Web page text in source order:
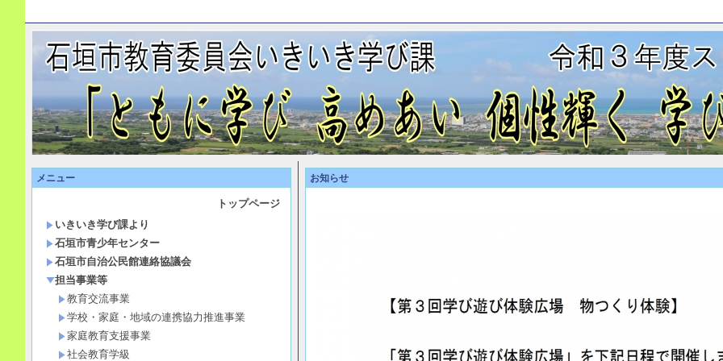
メニュー
トップページ
いきいき学び課より
石垣市青少年センター
石垣市自治公民館連絡協議会
担当事業等
教育交流事業
学校・家庭・地域の連携協力推進事業
家庭教育支援事業
社会教育学級
お知らせ